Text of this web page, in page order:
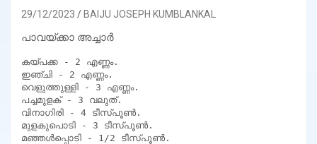
29/12/2023 BAIJU JOSEPH KUMBLANKAL
പാവയ്ക്കാ അച്ചാർ
കയ്പക്ക - 2 എണ്ണം.
ഇഞ്ചി - 2 എണ്ണം.
വെളുത്തുള്ളി - 3 എണ്ണം.
പച്ചമുളക് - 3 വലുത്.
വിനാഗിരി - 4 ടീസ്പൂൺ.
മുളകുപൊടി - 3 ടീസ്പൂൺ.
മഞ്ഞൾപ്പൊടി - 1/2 ടീസ്പൂൺ.